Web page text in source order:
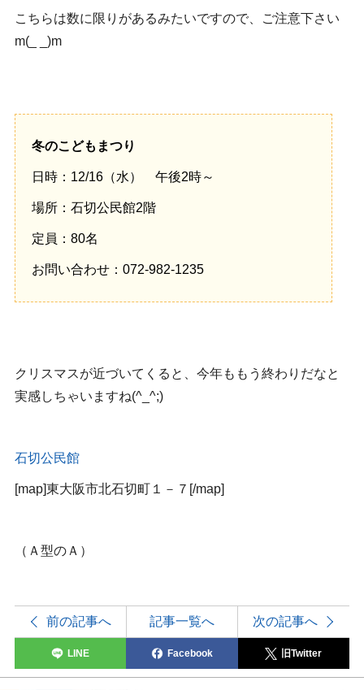
こちらは数に限りがあるみたいですので、ご注意下さい
m(_ _)m
冬のこどもまつり
日時：12/16（水） 午後2時～
場所：石切公民館2階
定員：80名
お問い合わせ：072-982-1235
クリスマスが近づいてくると、今年ももう終わりだなと
実感しちゃいますね(^_^;)
石切公民館
[map]東大阪市北石切町１－７[/map]
（Ａ型のＡ）
前の記事へ 記事一覧へ 次の記事へ
LINE Facebook 旧Twitter